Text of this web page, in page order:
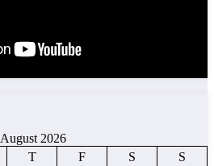
August 2026
T F S
S